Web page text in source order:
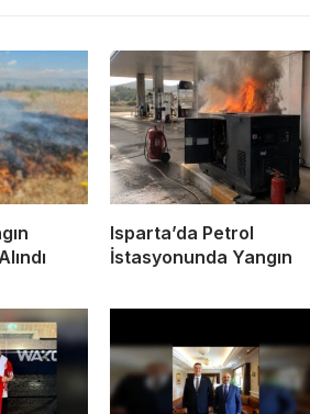
Isparta’da Petrol
İstasyonunda Yangın